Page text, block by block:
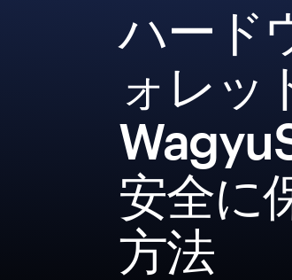
ハード
ォレッ
安全に
方法